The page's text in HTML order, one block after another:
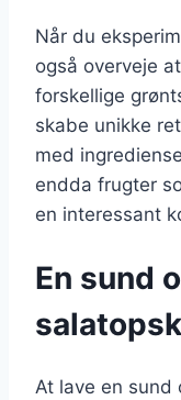
Når du
også overveje
forskellige
skabe unikke
med
endda frugter
en interessant
En sund
At lave en sund